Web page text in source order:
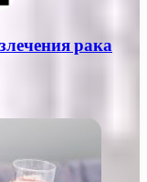
рака